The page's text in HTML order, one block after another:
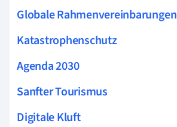
Globale Rahmenvereinbarungen
Katastrophenschutz
Agenda 2030
Sanfter Tourismus
Digitale Kluft